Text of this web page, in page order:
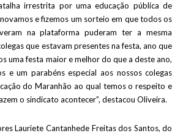
irrestrita por uma educação pública de
e fizemos um sorteio em que todos os
na plataforma puderam ter a mesma
que estavam presentes na festa, ano que
uma festa maior e melhor do que a deste ano,
e um parabéns especial aos nossos colegas
do Maranhão ao qual temos o respeito e
o sindicato acontecer”, destacou Oliveira.
Lauriete Cantanhede Freitas dos Santos, do